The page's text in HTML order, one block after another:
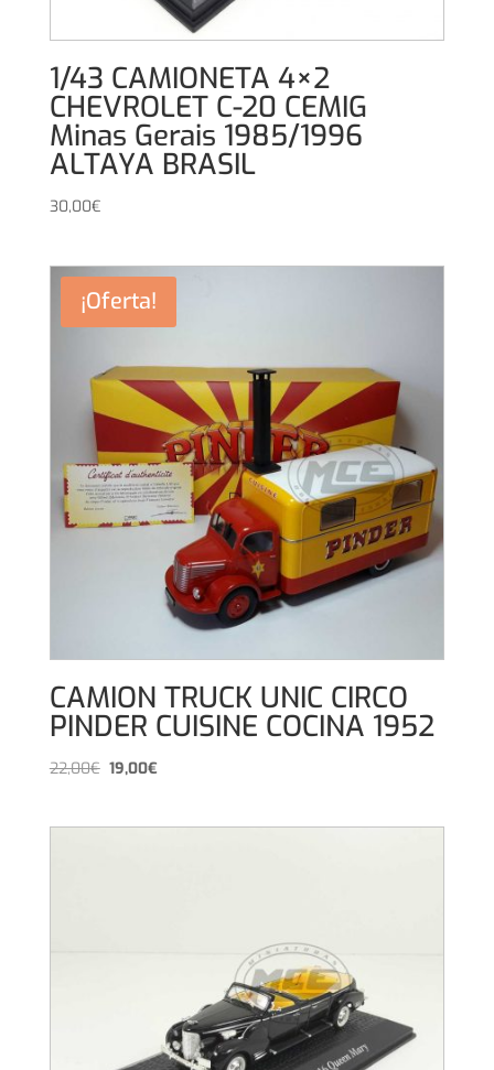
1/43 CAMIONETA 4×2
CHEVROLET C-20 CEMIG
Minas Gerais 1985/1996
ALTAYA BRASIL
30,00€
¡Oferta!
CAMION TRUCK UNIC CIRCO
PINDER CUISINE COCINA 1952
22,00€El19,00€El